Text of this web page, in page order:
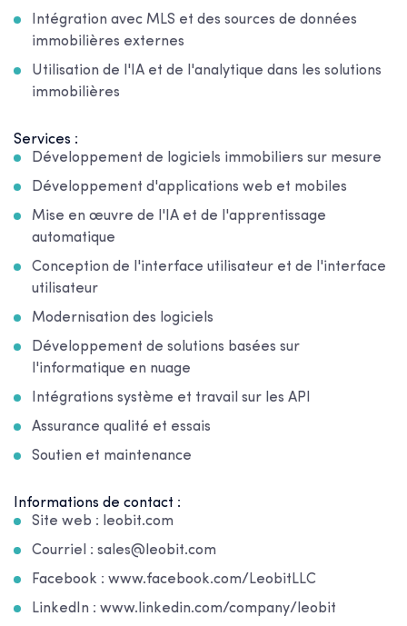
Intégration avec MLS et des sources de données
immobilières externes
Utilisation de l'IA et de l'analytique dans les solutions
immobilières
Services :
Développement de logiciels immobiliers sur mesure
Développement d'applications web et mobiles
Mise en œuvre de l'IA et de l'apprentissage
automatique
Conception de l'interface utilisateur et de l'interface
utilisateur
Modernisation des logiciels
Développement de solutions basées sur
l'informatique en nuage
Intégrations système et travail sur les API
Assurance qualité et essais
Soutien et maintenance
Informations de contact :
Site web : leobit.com
Courriel : sales@leobit.com
Facebook : www.facebook.com/LeobitLLC
LinkedIn : www.linkedin.com/company/leobit